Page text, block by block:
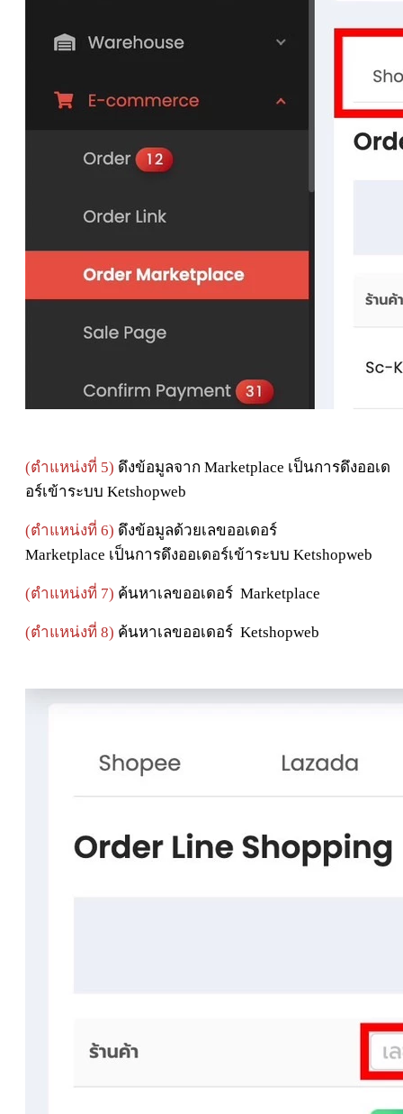
(ตำแหน่งที่ 5) ดึงข้อมูลจาก Marketplace เป็นการดึงออเด
อร์เข้าระบบ Ketshopweb
(ตำแหน่งที่ 6) ดึงข้อมูลด้วยเลขออเดอร์
Marketplace เป็นการดึงออเดอร์เข้าระบบ Ketshopweb
(ตำแหน่งที่ 7) ค้นหาเลขออเดอร์ Marketplace
(ตำแหน่งที่ 8) ค้นหาเลขออเดอร์ Ketshopweb